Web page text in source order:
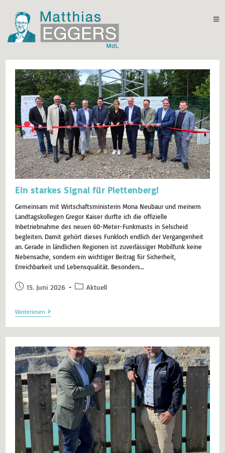
Ein starkes Signal für Plettenberg!
Gemeinsam mit Wirtschaftsministerin Mona Neubaur und meinem
Landtagskollegen Gregor Kaiser durfte ich die offizielle
Inbetriebnahme des neuen 60-Meter-Funkmasts in Selscheid
begleiten. Damit gehört dieses Funkloch endlich der Vergangenheit
an. Gerade in ländlichen Regionen ist zuverlässiger Mobilfunk keine
Nebensache, sondern ein wichtiger Beitrag für Sicherheit,
Erreichbarkeit und Lebensqualität. Besonders…
15. Juni 2026 Aktuell
Weiterlesen